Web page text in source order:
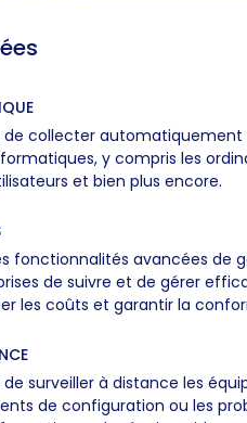
de collecter
y compris les
et bien plus encore.
fonctionnalités avancées de
de suivre et de gérer
les coûts et garantir la
surveiller à distance les
de configuration ou les